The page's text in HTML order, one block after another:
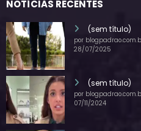
(sem título)
por blogpadrao.com.br
(sem título)
por blogpadrao.com.br